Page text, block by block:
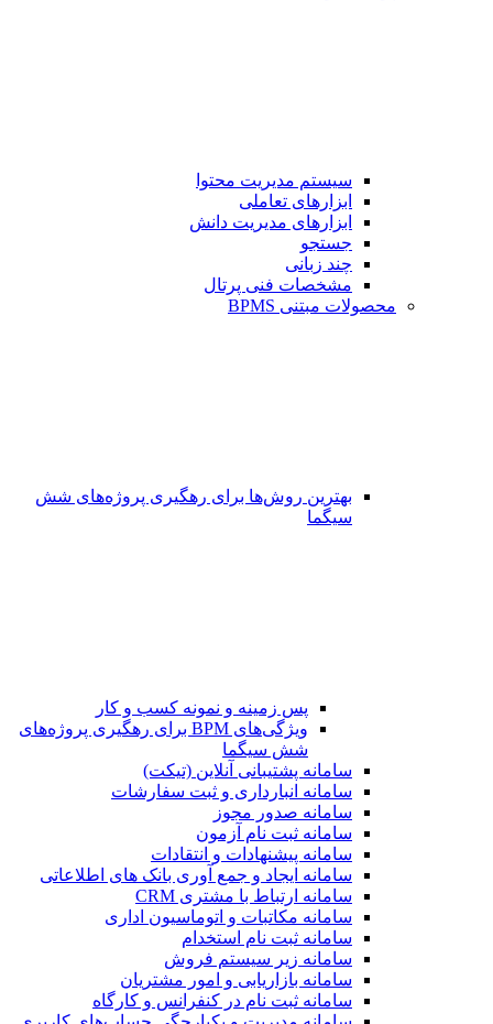
سیستم مدیریت محتوا
ابزارهای تعاملی
ابزارهای مدیریت دانش
جستجو
چند زبانی
مشخصات فنی پرتال
محصولات مبتنی BPMS
بهترین روش‌ها برای رهگیری پروژه‌های شش
سیگما
پس زمینه و نمونه کسب و کار
ویژگی‌های BPM برای رهگیری پروژه‌های
شش سیگما
سامانه پشتیبانی آنلاین (تیکت)
سامانه انبارداری و ثبت سفارشات
سامانه صدور مجوز
سامانه ثبت نام آزمون
سامانه پیشنهادات و انتقادات
سامانه ایجاد و جمع آوری بانک‌ های اطلاعاتی
سامانه ارتباط با مشتری CRM
سامانه مکاتبات و اتوماسیون اداری
سامانه ثبت نام استخدام
سامانه زیر سیستم فروش
سامانه بازاریابی و امور مشتریان
سامانه ثبت نام در کنفرانس و کارگاه